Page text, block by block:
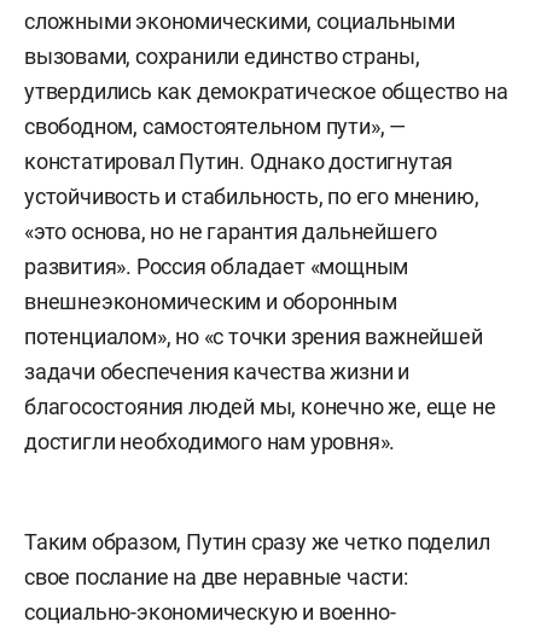
сложными экономическими, социальными
вызовами, сохранили единство страны,
утвердились как демократическое общество на
свободном, самостоятельном пути», —
констатировал Путин. Однако достигнутая
устойчивость и стабильность, по его мнению,
«это основа, но не гарантия дальнейшего
развития». Россия обладает «мощным
внешнеэкономическим и оборонным
потенциалом», но «с точки зрения важнейшей
задачи обеспечения качества жизни и
благосостояния людей мы, конечно же, еще не
достигли необходимого нам уровня».
Таким образом, Путин сразу же четко поделил
свое послание на две неравные части:
социально-экономическую и военно-